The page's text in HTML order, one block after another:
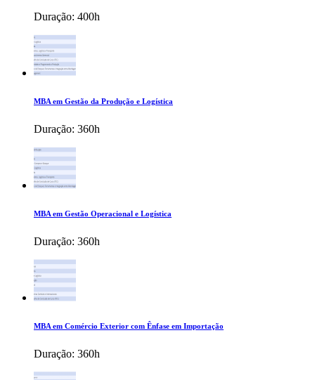
Duração: 400h
MBA em Gestão da Produção e Logística
Duração: 360h
MBA em Gestão Operacional e Logística
Duração: 360h
MBA em Comércio Exterior com Ênfase em Importação
Duração: 360h